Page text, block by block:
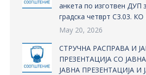
анкета по изготвен ДУП
градска четврт С3.03.
May 20, 2026
СТРУЧНА РАСПРАВА И
ПРЕЗЕНТАЦИЈА СО
ЈАВНА ПРЕЗЕНТАЦИЈА И